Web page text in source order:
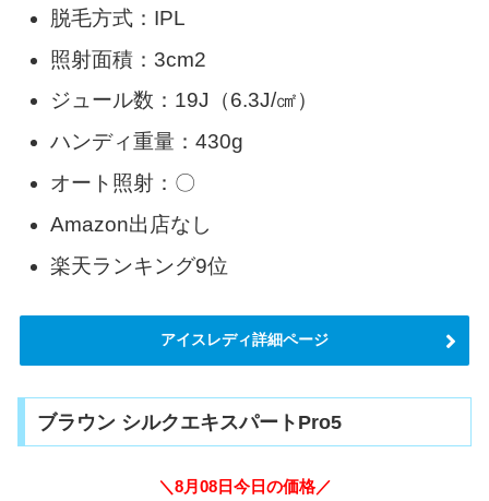
脱毛方式：IPL
照射面積：3cm2
ジュール数：19J（6.3J/㎠）
ハンディ重量：430g
オート照射：〇
Amazon出店なし
楽天ランキング9位
アイスレディ詳細ページ
ブラウン シルクエキスパートPro5
＼8月08日今日の価格／